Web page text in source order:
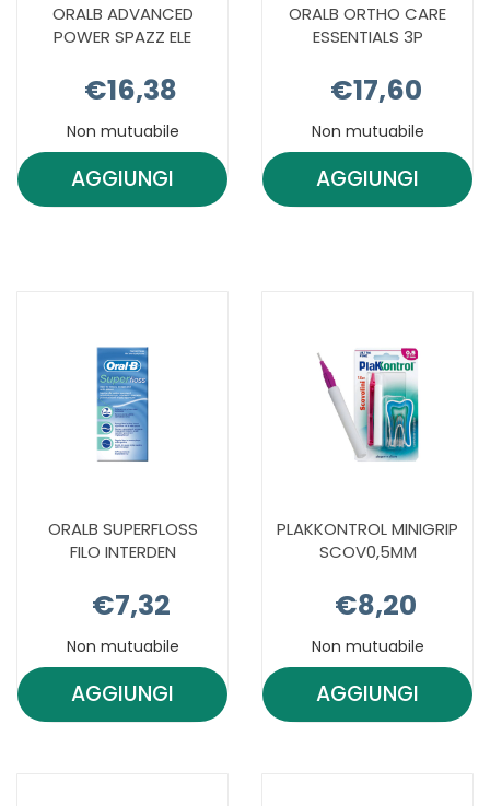
ORALB ADVANCED
POWER SPAZZ ELE
€16,38
Non mutuabile
AGGIUNGIAGGIUNGI ORALB
CARRELLO
ORALB ORTHO CARE
ESSENTIALS 3P
€17,60
Non mutuabile
AGGIUNGIAGGIUNGI
CARRELLO
ORALB SUPERFLOSS
FILO INTERDEN
€7,32
Non mutuabile
AGGIUNGIAGGIUNGI ORALB
PLAKKONTROL MINIGRIP
SCOV0,5MM
€8,20
Non mutuabile
AGGIUNGIAGGIUNGI